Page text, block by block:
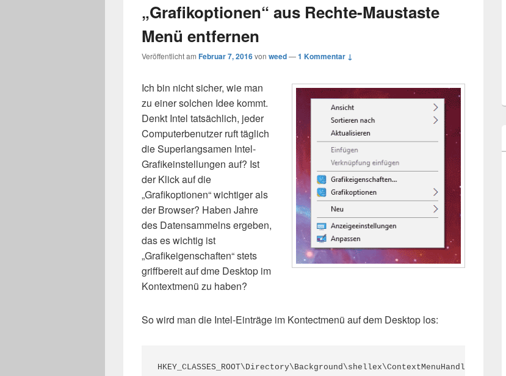
„Grafikoptionen“ aus Rechte-Maustaste
Menü entfernen
Veröffentlicht am Februar 7, 2016von weed—1 Kommentar ↓
Ich bin nicht sicher, wie man
zu einer solchen Idee kommt.
Denkt Intel tatsächlich, jeder
Computerbenutzer ruft täglich
die Superlangsamen Intel-
Grafikeinstellungen auf? Ist
der Klick auf die
„Grafikoptionen“ wichtiger als
der Browser? Haben Jahre
des Datensammelns ergeben,
das es wichtig ist
„Grafikeigenschaften“ stets
griffbereit auf dme Desktop im
Kontextmenü zu haben?
So wird man die Intel-Einträge im Kontectmenü auf dem Desktop los:
HKEY_CLASSES_ROOT\Directory\Background\shellex\ContextMenuHandlers\